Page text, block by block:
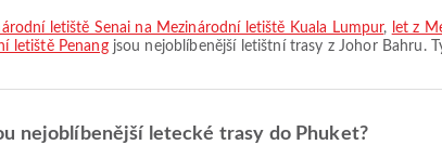
letiště Senai na Mezinárodní letiště Kuala Lumpur, let z
letiště Penangjsou nejoblíbenější letištní trasy z Johor Bahru.
nejoblíbenější letecké trasy do Phuket?